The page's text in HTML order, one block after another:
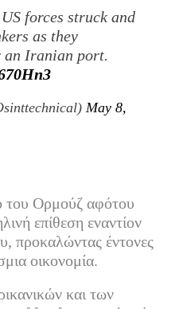
forces struck and
as they
an Iranian port.
May 8,
του Ορμούζ αφότου
επίθεση εναντίον
προκαλώντας έντονες
οικονομία.
και των